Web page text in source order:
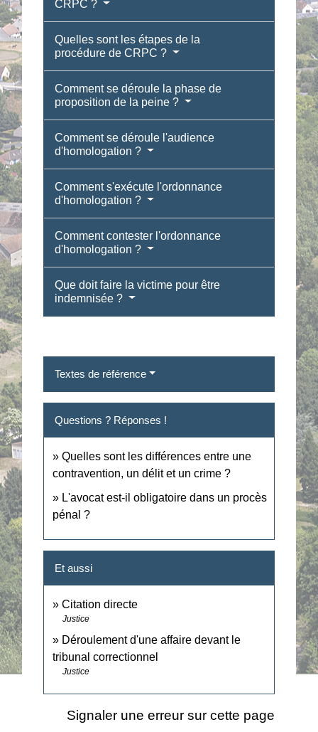
CRPC ?
Quelles sont les étapes de la
procédure de CRPC ?
Comment se déroule la phase de
proposition de la peine ?
Comment se déroule l'audience
d'homologation ?
Comment s'exécute l'ordonnance
d'homologation ?
Comment contester l'ordonnance
d'homologation ?
Que doit faire la victime pour être
indemnisée ?
Textes de référence
Questions ? Réponses !
Quelles sont les différences entre une
contravention, un délit et un crime ?
L'avocat est-il obligatoire dans un procès
pénal ?
Et aussi
Citation directe
Justice
Déroulement d'une affaire devant le
tribunal correctionnel
Justice
Signaler une erreur sur cette page